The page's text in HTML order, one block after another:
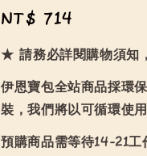
Regular
price
NT$ 714
★ 請務必詳閱購物須知
伊恩寶包全站商品採環
裝，我們將以可循環使
預購商品需等待14-21